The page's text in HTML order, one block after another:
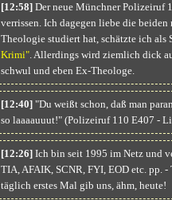
[12:58]Der neue Münchner Polizeiruf
verrissen. Ich dagegen liebe die
Theologie studiert hat, schätzte ich
Krimi". Allerdings wird ziemlich dick
schwul und eben Ex-Theologe.
[12:40]"Du weißt schon, daß man
so laaaauuut!" (Polizeiruf 110 E407 -
[12:26]Ich bin seit 1995 im Netz und
TIA, AFAIK, SCNR, FYI, EOD etc. pp.
täglich erstes Mal gib uns, ähm, heute!